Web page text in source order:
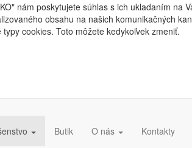
nám poskytujete súhlas s ich ukladaním na
obsahu na našich komunikačných
cookies. Toto môžete kedykoľvek zmeniť.
Butik O nás Kontakty